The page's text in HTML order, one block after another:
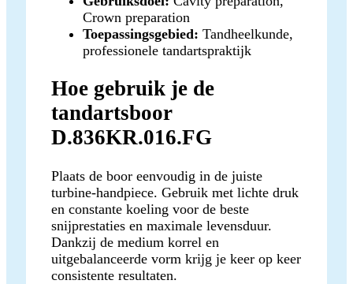
Crown preparation
Toepassingsgebied: Tandheelkunde,
professionele tandartspraktijk
Hoe gebruik je de
tandartsboor
D.836KR.016.FG
Plaats de boor eenvoudig in de juiste
turbine-handpiece. Gebruik met lichte druk
en constante koeling voor de beste
snijprestaties en maximale levensduur.
Dankzij de medium korrel en
uitgebalanceerde vorm krijg je keer op keer
consistente resultaten.